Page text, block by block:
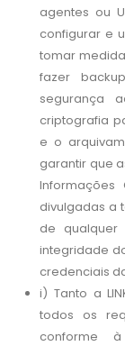
agentes ou
configurar e
tomar
fazer
segurança
criptografia
e o
garantir que
Informações
divulgadas a
de qualquer
integridade
credenciais
i) Tanto a
todos os
conforme